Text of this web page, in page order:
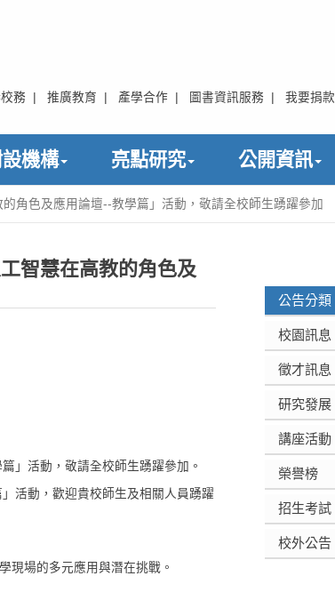
務 推廣教育 產學合作 圖書資訊服務 我要捐款
設機構 亮點研究 公開資訊
角色及應用論壇--教學篇」活動，敬請全校師生踴躍參加
智慧在高教的角色及
」活動，敬請全校師生踴躍參加。
動，歡迎貴校師生及相關人員踴躍
現場的多元應用與潛在挑戰。
公告分類
校園訊息
徵才訊息
研究發展
講座活動
榮譽榜
招生考試
校外公告